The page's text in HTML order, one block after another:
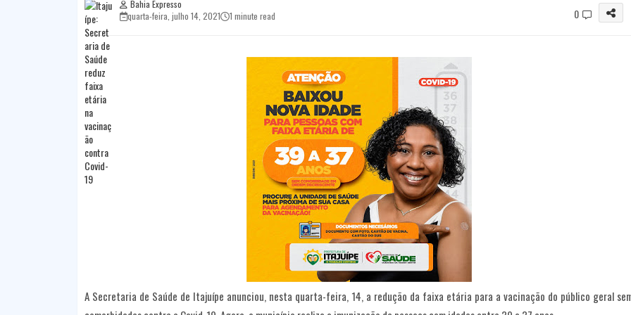
Bahia Expresso
quarta-feira, julho 14, 2021
1 minute read 0
A Secretaria de Saúde de Itajuípe anunciou, nesta quarta-feira, 14, a redução da faixa etária para a vacinação do público geral